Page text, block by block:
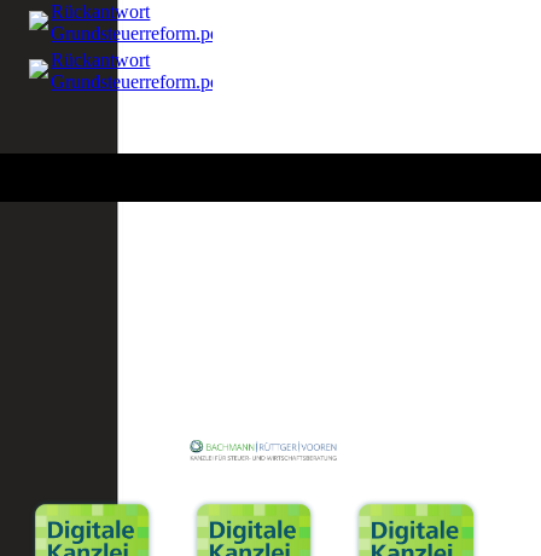
Rückantwort
Grundsteuerreform.pdf
Rückantwort
Grundsteuerreform.pdf